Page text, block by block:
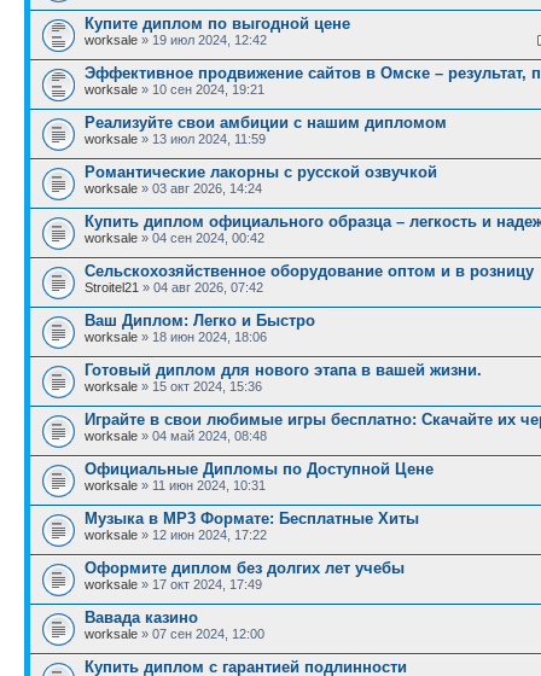
Купите диплом по выгодной цене
worksale » 19 июл 2024, 12:42
Эффективное продвижение сайтов в Омске – результат,
worksale » 10 сен 2024, 19:21
Реализуйте свои амбиции с нашим дипломом
worksale » 13 июл 2024, 11:59
Романтические лакорны с русской озвучкой
worksale » 03 авг 2026, 14:24
Купить диплом официального образца – легкость и
worksale » 04 сен 2024, 00:42
Сельскохозяйственное оборудование оптом и в розницу
Stroitel21 » 04 авг 2026, 07:42
Ваш Диплом: Легко и Быстро
worksale » 18 июн 2024, 18:06
Готовый диплом для нового этапа в вашей жизни.
worksale » 15 окт 2024, 15:36
Играйте в свои любимые игры бесплатно: Скачайте их
worksale » 04 май 2024, 08:48
Официальные Дипломы по Доступной Цене
worksale » 11 июн 2024, 10:31
Музыка в MP3 Формате: Бесплатные Хиты
worksale » 12 июн 2024, 17:22
Оформите диплом без долгих лет учебы
worksale » 17 окт 2024, 17:49
Вавада казино
worksale » 07 сен 2024, 12:00
Купить диплом с гарантией подлинности